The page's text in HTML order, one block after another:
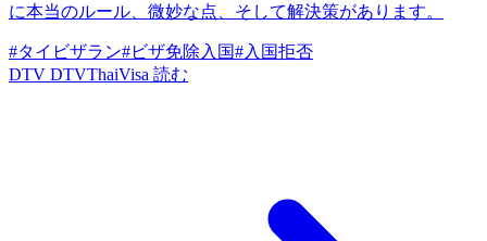
に本当のルール、微妙な点、そして解決策があります。
#タイビザラン#ビザ免除入国#入国拒否
DTV DTVThaiVisa 読む